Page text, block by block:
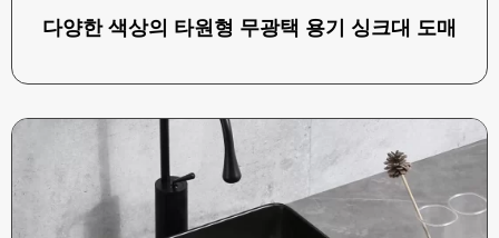
다양한 색상의 타원형 무광택 용기 싱크대 도매